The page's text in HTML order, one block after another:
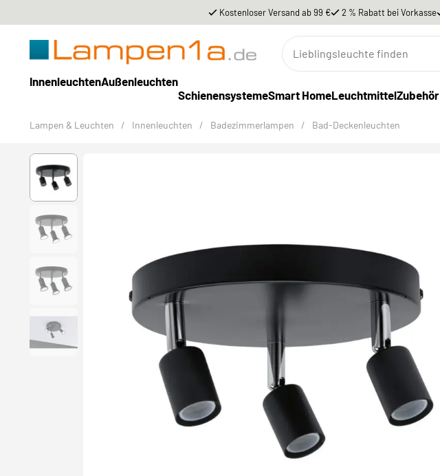
Kostenloser Versand ab 99 € 2 % Rabatt bei Vorkasse
InnenleuchtenAußenleuchten
SchienensystemeSmart HomeLeuchtmittelZubehör
Lampen & Leuchten / Innenleuchten / Badezimmerlampen / Bad-Deckenleuchten